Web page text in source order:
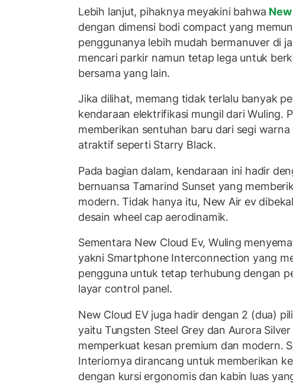
Lebih lanjut, pihaknya meyakini bahwa
dengan dimensi bodi compact yang
penggunanya lebih mudah bermanuver di
mencari parkir namun tetap lega untuk
bersama yang lain.
Jika dilihat, memang tidak terlalu banyak
kendaraan elektrifikasi mungil dari Wuling.
memberikan sentuhan baru dari segi warna
atraktif seperti Starry Black.
Pada bagian dalam, kendaraan ini hadir
bernuansa Tamarind Sunset yang
modern. Tidak hanya itu, New Air ev
desain wheel cap aerodinamik.
Sementara New Cloud Ev, Wuling
yakni Smartphone Interconnection yang
pengguna untuk tetap terhubung dengan
layar control panel.
New Cloud EV juga hadir dengan 2 (dua)
yaitu Tungsten Steel Grey dan Aurora
memperkuat kesan premium dan modern.
Interiornya dirancang untuk memberikan
dengan kursi ergonomis dan kabin luas